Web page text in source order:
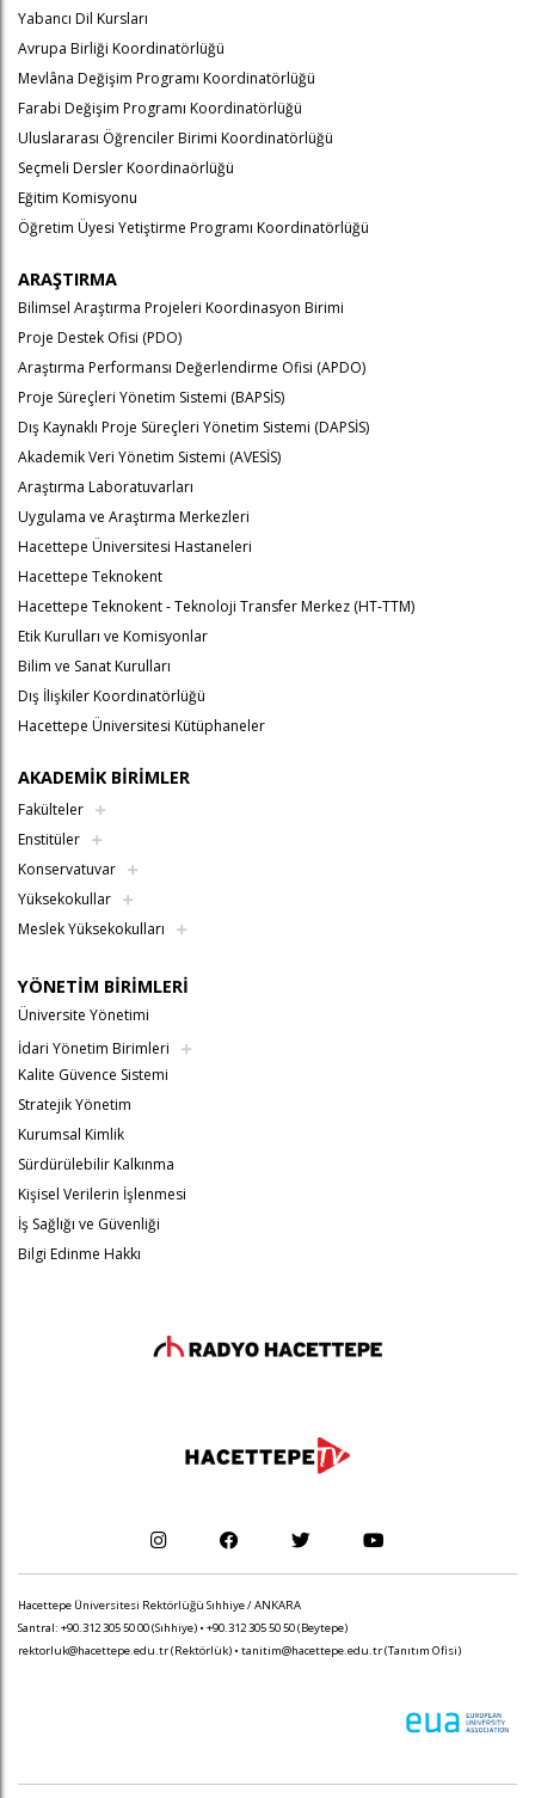
Yabancı Dil Kursları
Avrupa Birliği Koordinatörlüğü
Mevlâna Değişim Programı Koordinatörlüğü
Farabi Değişim Programı Koordinatörlüğü
Uluslararası Öğrenciler Birimi Koordinatörlüğü
Seçmeli Dersler Koordinaörlüğü
Eğitim Komisyonu
Öğretim Üyesi Yetiştirme Programı Koordinatörlüğü
ARAŞTIRMA
Bilimsel Araştırma Projeleri Koordinasyon Birimi
Proje Destek Ofisi (PDO)
Araştırma Performansı Değerlendirme Ofisi (APDO)
Proje Süreçleri Yönetim Sistemi (BAPSİS)
Dış Kaynaklı Proje Süreçleri Yönetim Sistemi (DAPSİS)
Akademik Veri Yönetim Sistemi (AVESİS)
Araştırma Laboratuvarları
Uygulama ve Araştırma Merkezleri
Hacettepe Üniversitesi Hastaneleri
Hacettepe Teknokent
Hacettepe Teknokent - Teknoloji Transfer Merkez (HT-TTM)
Etik Kurulları ve Komisyonlar
Bilim ve Sanat Kurulları
Dış İlişkiler Koordinatörlüğü
Hacettepe Üniversitesi Kütüphaneler
AKADEMİK BİRİMLER
Fakülteler
Enstitüler
Konservatuvar
Yüksekokullar
Meslek Yüksekokulları
YÖNETİM BİRİMLERİ
Üniversite Yönetimi
İdari Yönetim Birimleri
Kalite Güvence Sistemi
Stratejik Yönetim
Kurumsal Kimlik
Sürdürülebilir Kalkınma
Kişisel Verilerin İşlenmesi
İş Sağlığı ve Güvenliği
Bilgi Edinme Hakkı
Hacettepe Üniversitesi Rektörlüğü Sıhhiye / ANKARA
Santral: +90.312 305 50 00 (Sıhhiye) • +90.312 305 50 50 (Beytepe)
rektorluk@hacettepe.edu.tr(Rektörlük) • tanitim@hacettepe.edu.tr(Tanıtım Ofisi)